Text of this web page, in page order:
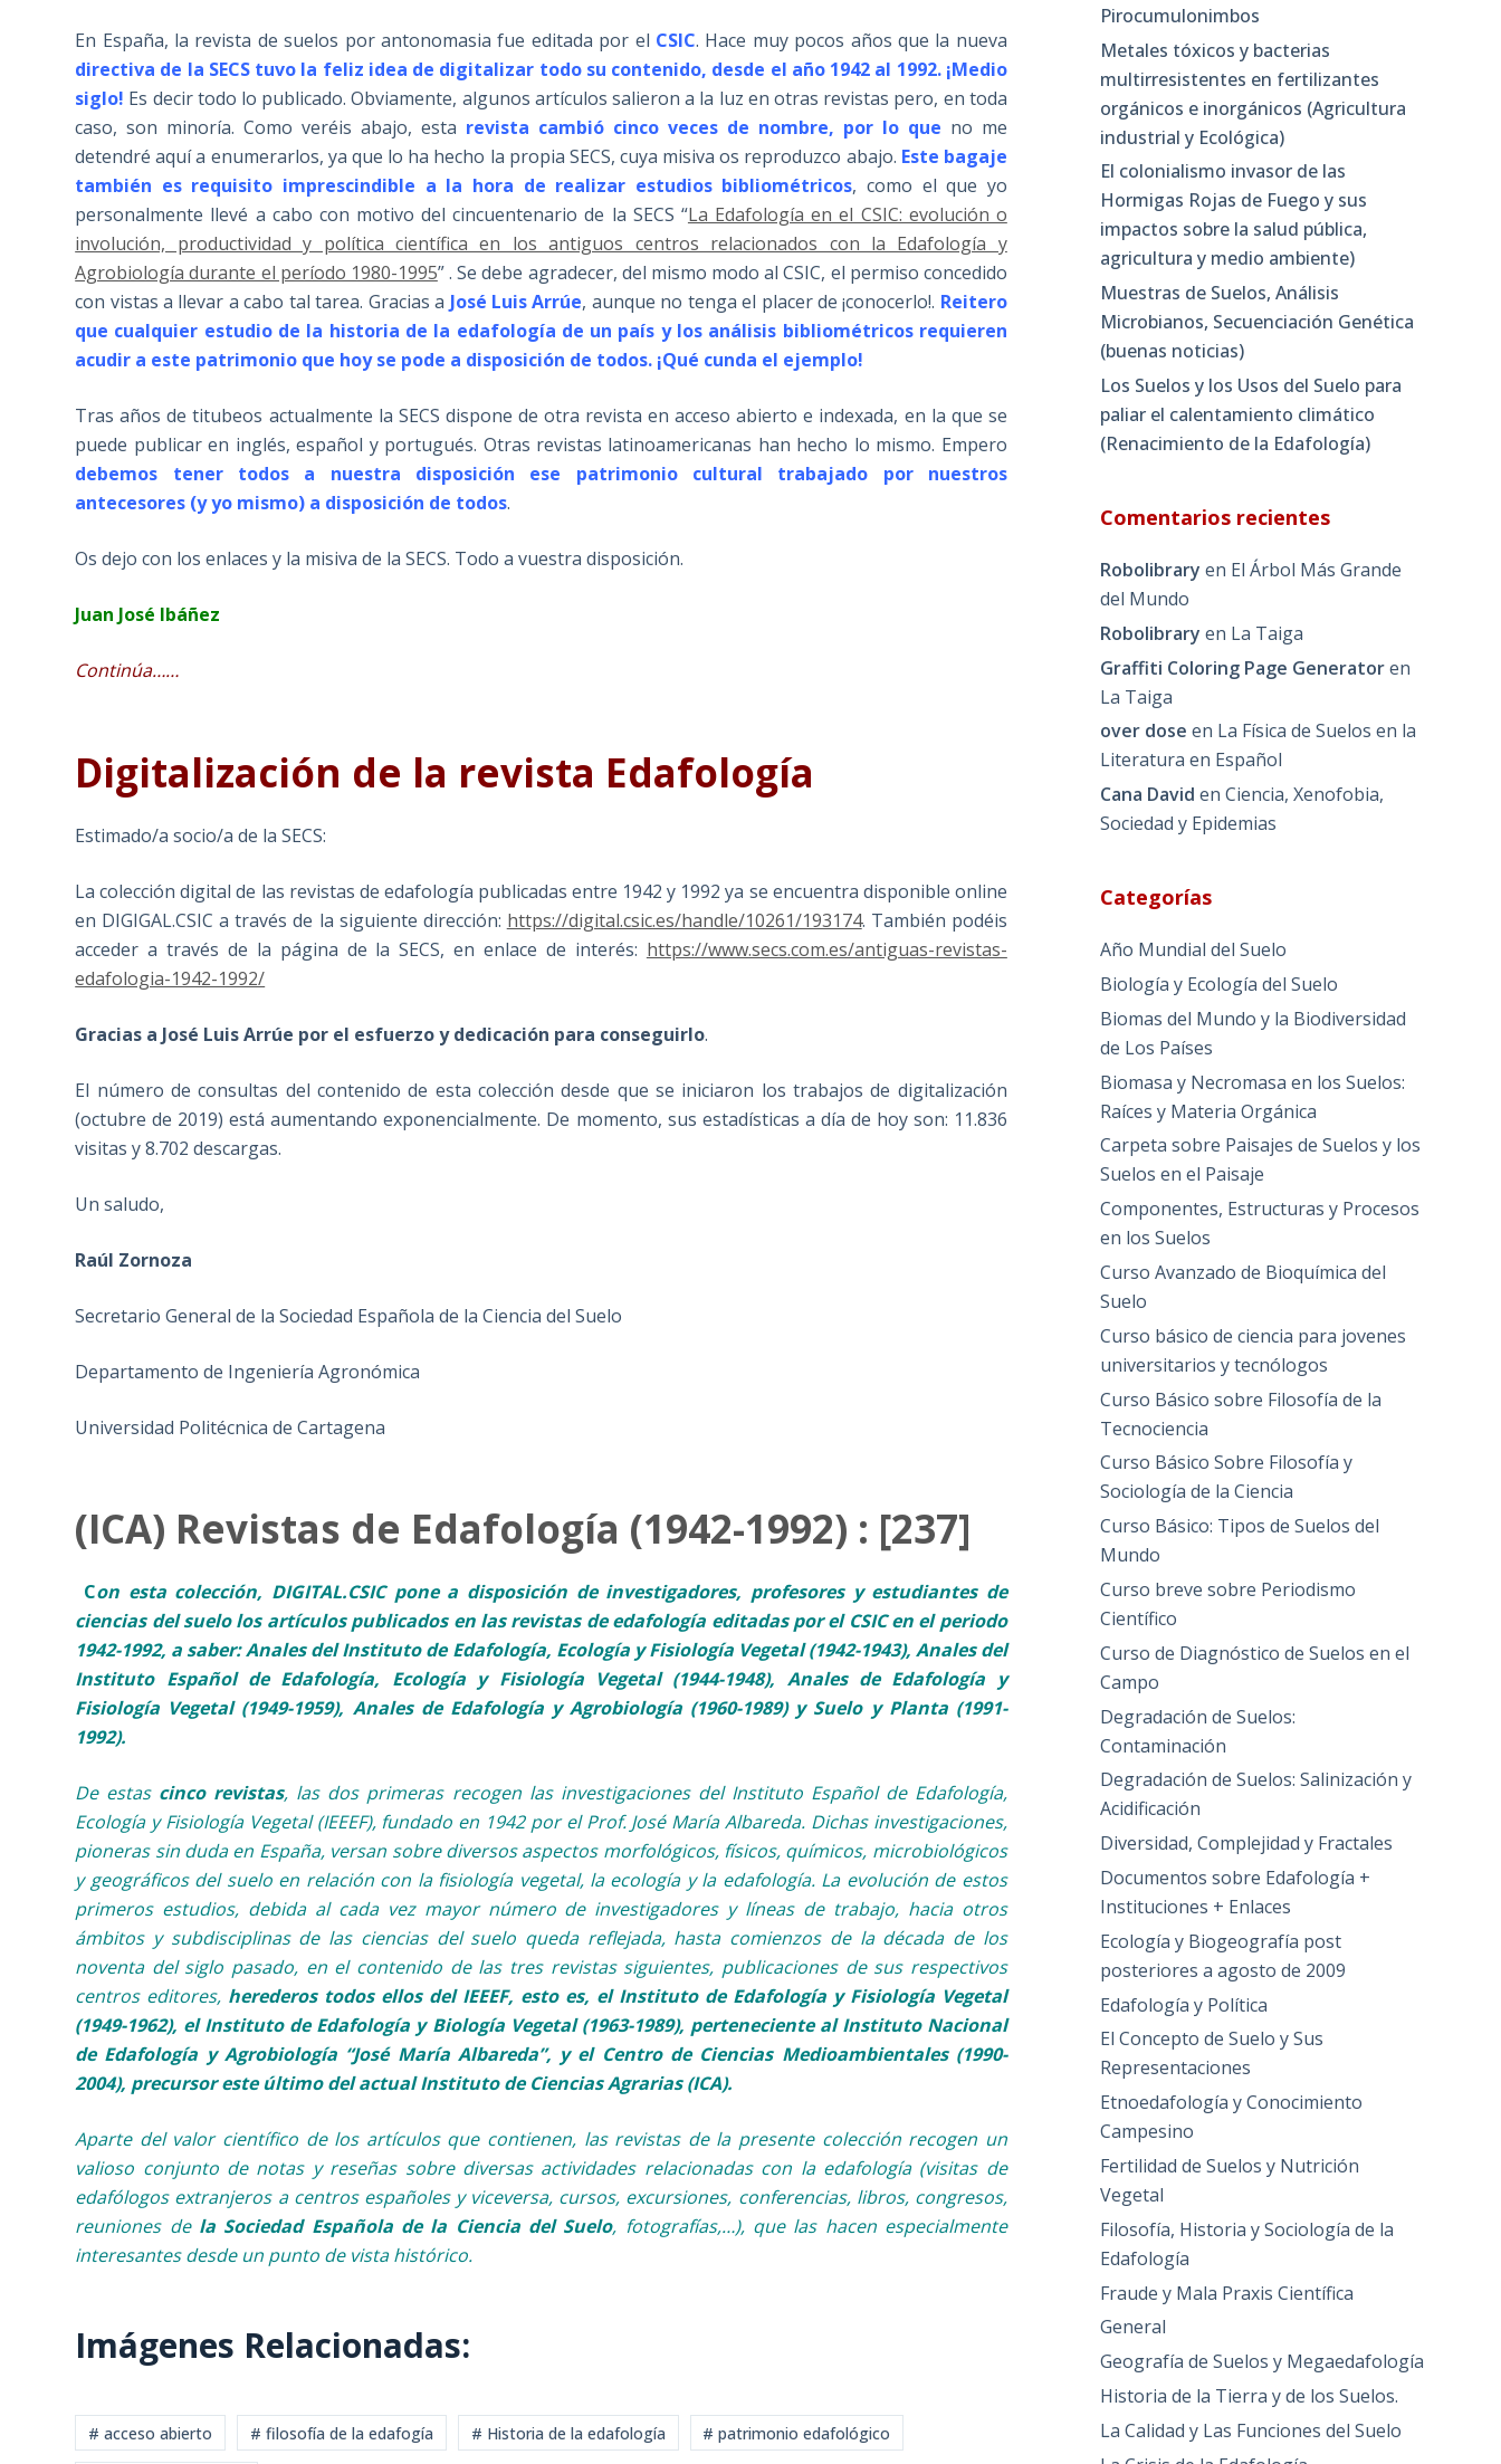
En España, la revista de suelos por antonomasia fue editada por el CSIC. Hace muy pocos años que la nueva
directiva de la SECS tuvo la feliz idea de digitalizar todo su contenido, desde el año 1942 al 1992. ¡Medio
siglo! Es decir todo lo publicado. Obviamente, algunos artículos salieron a la luz en otras revistas pero, en toda
caso, son minoría. Como veréis abajo, esta revista cambió cinco veces de nombre, por lo que no me
detendré aquí a enumerarlos, ya que lo ha hecho la propia SECS, cuya misiva os reproduzco abajo. Este bagaje
también es requisito imprescindible a la hora de realizar estudios bibliométricos, como el que yo
personalmente llevé a cabo con motivo del cincuentenario de la SECS “La Edafología en el CSIC: evolución o
involución, productividad y política científica en los antiguos centros relacionados con la Edafología y
Agrobiología durante el período 1980-1995” . Se debe agradecer, del mismo modo al CSIC, el permiso concedido
con vistas a llevar a cabo tal tarea. Gracias a José Luis Arrúe, aunque no tenga el placer de ¡conocerlo!. Reitero
que cualquier estudio de la historia de la edafología de un país y los análisis bibliométricos requieren
acudir a este patrimonio que hoy se pode a disposición de todos. ¡Qué cunda el ejemplo!
Tras años de titubeos actualmente la SECS dispone de otra revista en acceso abierto e indexada, en la que se
puede publicar en inglés, español y portugués. Otras revistas latinoamericanas han hecho lo mismo. Empero
debemos tener todos a nuestra disposición ese patrimonio cultural trabajado por nuestros
antecesores (y yo mismo) a disposición de todos.
Os dejo con los enlaces y la misiva de la SECS. Todo a vuestra disposición.
Juan José Ibáñez
Continúa……
Digitalización de la revista Edafología
Estimado/a socio/a de la SECS:
La colección digital de las revistas de edafología publicadas entre 1942 y 1992 ya se encuentra disponible online
en DIGIGAL.CSIC a través de la siguiente dirección: https://digital.csic.es/handle/10261/193174. También podéis
acceder a través de la página de la SECS, en enlace de interés: https://www.secs.com.es/antiguas-revistas-
edafologia-1942-1992/
Gracias a José Luis Arrúe por el esfuerzo y dedicación para conseguirlo.
El número de consultas del contenido de esta colección desde que se iniciaron los trabajos de digitalización
(octubre de 2019) está aumentando exponencialmente. De momento, sus estadísticas a día de hoy son: 11.836
visitas y 8.702 descargas.
Un saludo,
Raúl Zornoza
Secretario General de la Sociedad Española de la Ciencia del Suelo
Departamento de Ingeniería Agronómica
Universidad Politécnica de Cartagena
(ICA) Revistas de Edafología (1942-1992) : [237]
Con esta colección, DIGITAL.CSIC pone a disposición de investigadores, profesores y estudiantes de
ciencias del suelo los artículos publicados en las revistas de edafología editadas por el CSIC en el periodo
1942-1992, a saber: Anales del Instituto de Edafología, Ecología y Fisiología Vegetal (1942-1943), Anales del
Instituto Español de Edafología, Ecología y Fisiología Vegetal (1944-1948), Anales de Edafología y
Fisiología Vegetal (1949-1959), Anales de Edafología y Agrobiología (1960-1989) y Suelo y Planta (1991-
1992).
De estas cinco revistas, las dos primeras recogen las investigaciones del Instituto Español de Edafología,
Ecología y Fisiología Vegetal (IEEEF), fundado en 1942 por el Prof. José María Albareda. Dichas investigaciones,
pioneras sin duda en España, versan sobre diversos aspectos morfológicos, físicos, químicos, microbiológicos
y geográficos del suelo en relación con la fisiología vegetal, la ecología y la edafología. La evolución de estos
primeros estudios, debida al cada vez mayor número de investigadores y líneas de trabajo, hacia otros
ámbitos y subdisciplinas de las ciencias del suelo queda reflejada, hasta comienzos de la década de los
noventa del siglo pasado, en el contenido de las tres revistas siguientes, publicaciones de sus respectivos
centros editores, herederos todos ellos del IEEEF, esto es, el Instituto de Edafología y Fisiología Vegetal
(1949-1962), el Instituto de Edafología y Biología Vegetal (1963-1989), perteneciente al Instituto Nacional
de Edafología y Agrobiología “José María Albareda”, y el Centro de Ciencias Medioambientales (1990-
2004), precursor este último del actual Instituto de Ciencias Agrarias (ICA).
Aparte del valor científico de los artículos que contienen, las revistas de la presente colección recogen un
valioso conjunto de notas y reseñas sobre diversas actividades relacionadas con la edafología (visitas de
edafólogos extranjeros a centros españoles y viceversa, cursos, excursiones, conferencias, libros, congresos,
reuniones de la Sociedad Española de la Ciencia del Suelo, fotografías,…), que las hacen especialmente
interesantes desde un punto de vista histórico.
Imágenes Relacionadas:
# acceso abierto # filosofía de la edafogía # Historia de la edafología # patrimonio edafológico
Pirocumulonimbos
Metales tóxicos y bacterias
multirresistentes en fertilizantes
orgánicos e inorgánicos (Agricultura
industrial y Ecológica)
El colonialismo invasor de las
Hormigas Rojas de Fuego y sus
impactos sobre la salud pública,
agricultura y medio ambiente)
Muestras de Suelos, Análisis
Microbianos, Secuenciación Genética
(buenas noticias)
Los Suelos y los Usos del Suelo para
paliar el calentamiento climático
(Renacimiento de la Edafología)
Comentarios recientes
Robolibrary en El Árbol Más Grande
del Mundo
Robolibrary en La Taiga
Graffiti Coloring Page Generatoren
La Taiga
over dose en La Física de Suelos en la
Literatura en Español
Cana David enCiencia, Xenofobia,
Sociedad y Epidemias
Categorías
Año Mundial del Suelo
Biología y Ecología del Suelo
Biomas del Mundo y la Biodiversidad
de Los Países
Biomasa y Necromasa en los Suelos:
Raíces y Materia Orgánica
Carpeta sobre Paisajes de Suelos y los
Suelos en el Paisaje
Componentes, Estructuras y Procesos
en los Suelos
Curso Avanzado de Bioquímica del
Suelo
Curso básico de ciencia para jovenes
universitarios y tecnólogos
Curso Básico sobre Filosofía de la
Tecnociencia
Curso Básico Sobre Filosofía y
Sociología de la Ciencia
Curso Básico: Tipos de Suelos del
Mundo
Curso breve sobre Periodismo
Científico
Curso de Diagnóstico de Suelos en el
Campo
Degradación de Suelos:
Contaminación
Degradación de Suelos: Salinización y
Acidificación
Diversidad, Complejidad y Fractales
Documentos sobre Edafología +
Instituciones + Enlaces
Ecología y Biogeografía post
posteriores a agosto de 2009
Edafología y Política
El Concepto de Suelo y Sus
Representaciones
Etnoedafología y Conocimiento
Campesino
Fertilidad de Suelos y Nutrición
Vegetal
Filosofía, Historia y Sociología de la
Edafología
Fraude y Mala Praxis Científica
General
Geografía de Suelos y Megaedafología
Historia de la Tierra y de los Suelos.
La Calidad y Las Funciones del Suelo